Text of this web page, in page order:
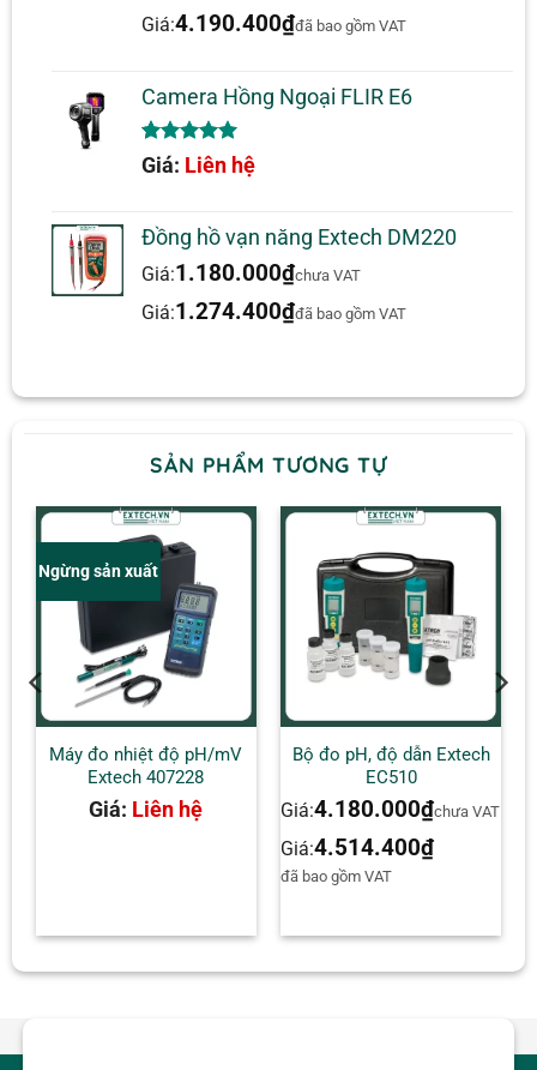
Giá:4.190.400₫đã bao gồm VAT
Camera Hồng Ngoại FLIR E6
5.00trên 5
dựa trên
1
Giá: Liên hệ
Đồng hồ vạn năng Extech DM220
Giá:1.180.000₫chưa VAT
Giá:1.274.400₫đã bao gồm VAT
SẢN PHẨM TƯƠNG TỰ
Ngừng sản xuất
Máy đo nhiệt độ pH/mV
Extech 407228
Giá: Liên hệ
Bộ đo pH, độ dẫn Extech
EC510
Giá:4.180.000₫chưa VAT
Giá:4.514.400₫
đã bao gồm VAT